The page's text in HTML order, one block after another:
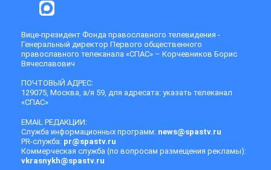
Вице-президент Фонда православного телевидения -
Генеральный директор Первого общественного
православного телеканала «СПАС» – Корчевников Борис
Вячеславович
ПОЧТОВЫЙ АДРЕС:
129075, Москва, а/я 59, для адресата: указать телеканал
«СПАС»
EMAIL РЕДАКЦИИ:
Служба информационных программ: news@spastv.ru
PR-служба: pr@spastv.ru
Коммерческая служба (по вопросам размещения рекламы):
vkrasnykh@spastv.ru